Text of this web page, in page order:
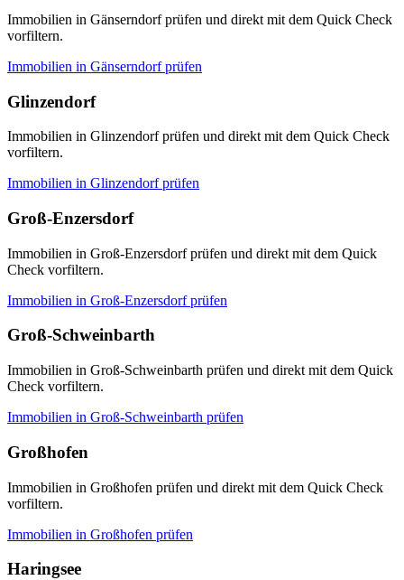
Immobilien in Gänserndorf prüfen und direkt mit dem Quick Check
vorfiltern.
Immobilien in Gänserndorfprüfen
Glinzendorf
Immobilien in Glinzendorf prüfen und direkt mit dem Quick Check
vorfiltern.
Immobilien in Glinzendorfprüfen
Groß-Enzersdorf
Immobilien in Groß-Enzersdorf prüfen und direkt mit dem Quick
Check vorfiltern.
Immobilien in Groß-Enzersdorfprüfen
Groß-Schweinbarth
Immobilien in Groß-Schweinbarth prüfen und direkt mit dem Quick
Check vorfiltern.
Immobilien in Groß-Schweinbarth prüfen
Großhofen
Immobilien in Großhofen prüfen und direkt mit dem Quick Check
vorfiltern.
Immobilien in Großhofen prüfen
Haringsee